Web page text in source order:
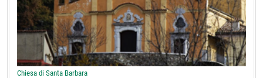
Chiesa di Santa Barbara